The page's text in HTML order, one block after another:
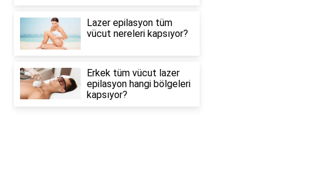
Lazer epilasyon tüm
vücut nereleri kapsıyor?
Erkek tüm vücut lazer
epilasyon hangi bölgeleri
kapsıyor?